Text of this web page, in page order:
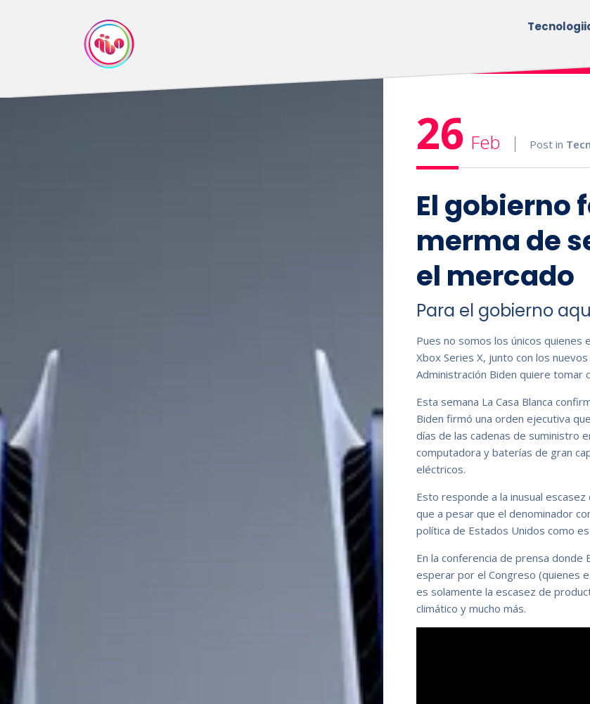
26 Feb Post in
El gobierno
merma de
el mercado
Para el gobierno
Pues no somos los únicos quienes
Xbox Series X, junto con los
Administración Biden quiere tomar
Esta semana La Casa Blanca
Biden firmó una orden ejecutiva
días de las cadenas de suministro
computadora y baterías de gran
eléctricos.
Esto responde a la inusual
que a pesar que el denominador
política de Estados Unidos como
En la conferencia de prensa
esperar por el Congreso (quienes
es solamente la escasez de
climático y mucho más.